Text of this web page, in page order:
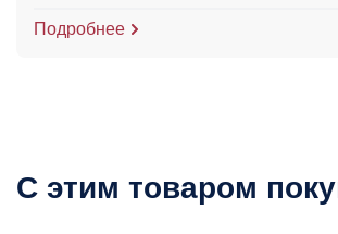
Подробнее
С этим товаром